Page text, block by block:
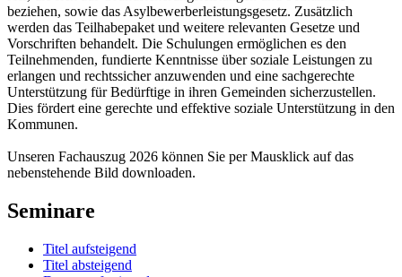
beziehen, sowie das Asylbewerberleistungsgesetz. Zusätzlich
werden das Teilhabepaket und weitere relevanten Gesetze und
Vorschriften behandelt. Die Schulungen ermöglichen es den
Teilnehmenden, fundierte Kenntnisse über soziale Leistungen zu
erlangen und rechtssicher anzuwenden und eine sachgerechte
Unterstützung für Bedürftige in ihren Gemeinden sicherzustellen.
Dies fördert eine gerechte und effektive soziale Unterstützung in den
Kommunen.
Unseren Fachauszug 2026 können Sie per Mausklick auf das
nebenstehende Bild downloaden.
Seminare
Titel aufsteigend
Titel absteigend